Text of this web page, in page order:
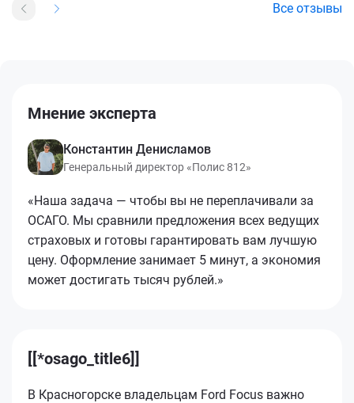
Все отзывы
Мнение эксперта
Константин Денисламов
Генеральный директор «Полис 812»
«Наша задача — чтобы вы не переплачивали за
ОСАГО. Мы сравнили предложения всех ведущих
страховых и готовы гарантировать вам лучшую
цену. Оформление занимает 5 минут, а экономия
может достигать тысяч рублей.»
[[*osago_title6]]
В Красногорске владельцам Ford Focus важно